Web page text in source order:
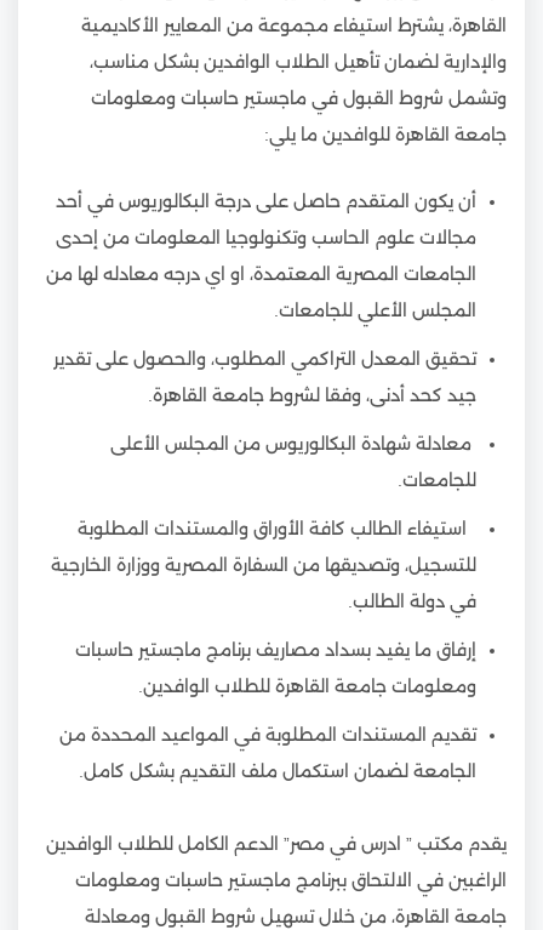
القاهرة، يشترط استيفاء مجموعة من المعايير الأكاديمية
والإدارية لضمان تأهيل الطلاب الوافدين بشكل مناسب،
وتشمل شروط القبول في ماجستير حاسبات ومعلومات
جامعة القاهرة للوافدين ما يلي:
أن يكون المتقدم حاصل على درجة البكالوريوس في أحد
مجالات علوم الحاسب وتكنولوجيا المعلومات من إحدى
الجامعات المصرية المعتمدة، او اي درجه معادله لها من
المجلس الأعلي للجامعات.
تحقيق المعدل التراكمي المطلوب، والحصول على تقدير
جيد كحد أدنى، وفقا لشروط جامعة القاهرة.
معادلة شهادة البكالوريوس من المجلس الأعلى
للجامعات.
استيفاء الطالب كافة الأوراق والمستندات المطلوبة
للتسجيل، وتصديقها من السفارة المصرية ووزارة الخارجية
في دولة الطالب.
إرفاق ما يفيد بسداد مصاريف برنامج ماجستير حاسبات
ومعلومات جامعة القاهرة للطلاب الوافدين.
تقديم المستندات المطلوبة في المواعيد المحددة من
الجامعة لضمان استكمال ملف التقديم بشكل كامل.
يقدم مكتب ” ادرس في مصر” الدعم الكامل للطلاب الوافدين
الراغبين في الالتحاق ببرنامج ماجستير حاسبات ومعلومات
جامعة القاهرة، من خلال تسهيل شروط القبول ومعادلة